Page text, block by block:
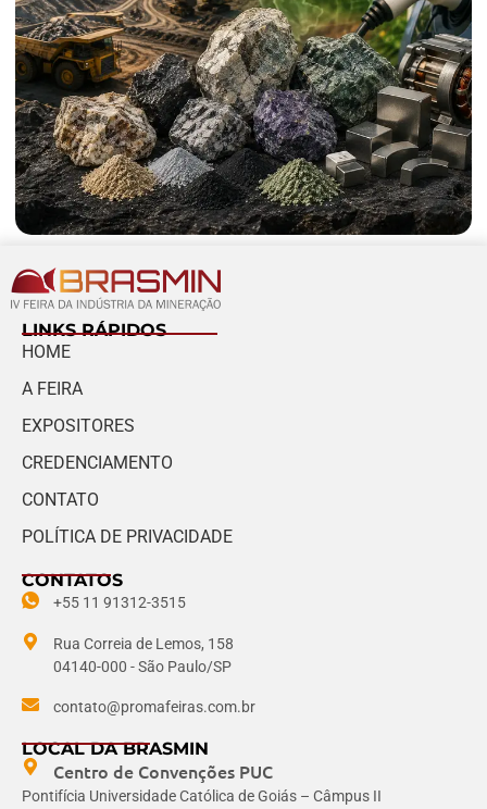
LINKS RÁPIDOS
HOME
A FEIRA
EXPOSITORES
CREDENCIAMENTO
CONTATO
POLÍTICA DE PRIVACIDADE
+55 11 91312-3515
Rua Correia de Lemos, 158
04140-000 - São Paulo/SP
contato@promafeiras.com.br
CONTATOS
LOCAL DA BRASMIN
Centro de Convenções PUC
Pontifícia Universidade Católica de Goiás – Câmpus II